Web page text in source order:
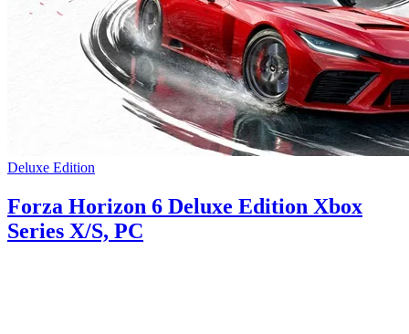
Deluxe Edition
Forza Horizon 6 Deluxe Edition Xbox
Series X/S, PC